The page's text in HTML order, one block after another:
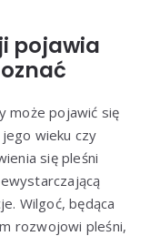
pojawia
może pojawić się
wieku czy
się pleśni
Wilgoć, będąca
rozwojowi pleśni,